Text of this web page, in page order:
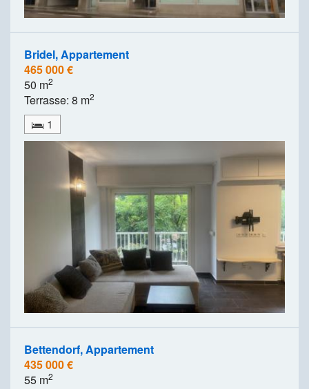
Bridel, Appartement
465 000 €
50 m2
Terrasse: 8 m2
1
Bettendorf, Appartement
435 000 €
55 m2